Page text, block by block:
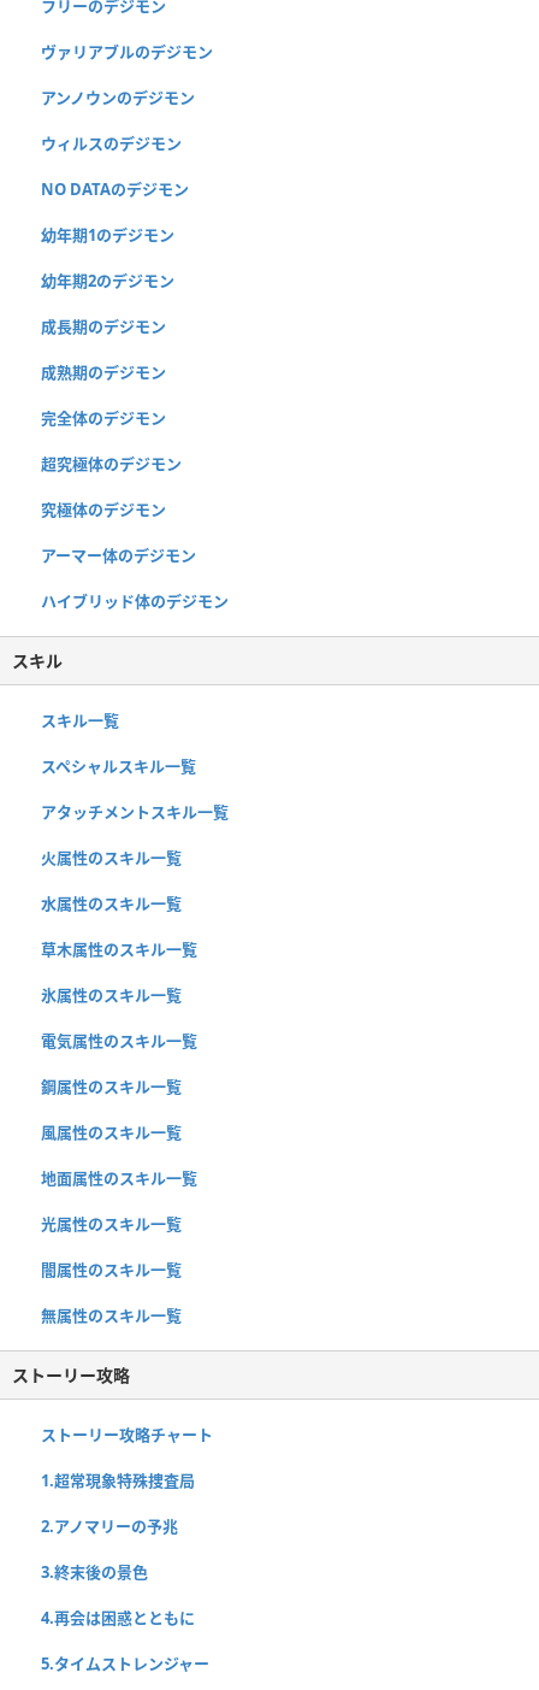
フリーのデジモン
ヴァリアブルのデジモン
アンノウンのデジモン
ウィルスのデジモン
NO DATAのデジモン
幼年期1のデジモン
幼年期2のデジモン
成長期のデジモン
成熟期のデジモン
完全体のデジモン
超究極体のデジモン
究極体のデジモン
アーマー体のデジモン
ハイブリッド体のデジモン
スキル
スキル一覧
スペシャルスキル一覧
アタッチメントスキル一覧
火属性のスキル一覧
水属性のスキル一覧
草木属性のスキル一覧
氷属性のスキル一覧
電気属性のスキル一覧
鋼属性のスキル一覧
風属性のスキル一覧
地面属性のスキル一覧
光属性のスキル一覧
闇属性のスキル一覧
無属性のスキル一覧
ストーリー攻略
ストーリー攻略チャート
1.超常現象特殊捜査局
2.アノマリーの予兆
3.終末後の景色
4.再会は困惑とともに
5.タイムストレンジャー